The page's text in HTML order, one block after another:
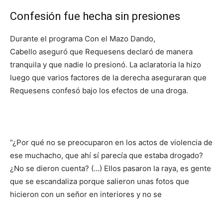
Confesión fue hecha sin presiones
Durante el programa Con el Mazo Dando,
Cabello aseguró que Requesens declaró de manera
tranquila y que nadie lo presionó. La aclaratoria la hizo
luego que varios factores de la derecha aseguraran que
Requesens confesó bajo los efectos de una droga.
“¿Por qué no se preocuparon en los actos de violencia de
ese muchacho, que ahí sí parecía que estaba drogado?
¿No se dieron cuenta? (…) Ellos pasaron la raya, es gente
que se escandaliza porque salieron unas fotos que
hicieron con un señor en interiores y no se